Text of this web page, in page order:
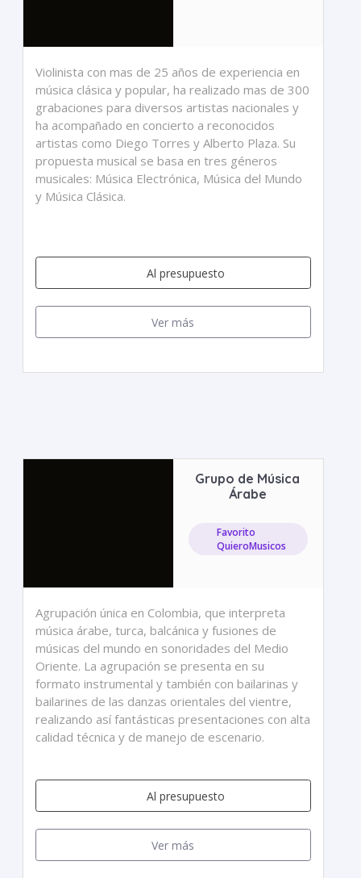
Violinista con mas de 25 años de experiencia en
música clásica y popular, ha realizado mas de 300
grabaciones para diversos artistas nacionales y
ha acompañado en concierto a reconocidos
artistas como Diego Torres y Alberto Plaza. Su
propuesta musical se basa en tres géneros
musicales: Música Electrónica, Música del Mundo
y Música Clásica.
Al presupuesto
Ver más
Grupo de Música
Árabe
Favorito
QuieroMusicos
Agrupación única en Colombia, que interpreta
música árabe, turca, balcánica y fusiones de
músicas del mundo en sonoridades del Medio
Oriente. La agrupación se presenta en su
formato instrumental y también con bailarinas y
bailarines de las danzas orientales del vientre,
realizando así fantásticas presentaciones con alta
calidad técnica y de manejo de escenario.
Al presupuesto
Ver más